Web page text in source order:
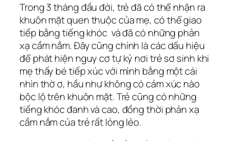
Trong 3 tháng đầu đời, trẻ đã có thể nhận ra
khuôn mặt quen thuộc của mẹ, có thể giao
tiếp bằng tiếng khóc và đã có những phản
xạ cầm nắm. Đây cũng chính là các dấu hiệu
để phát hiện nguy cơ tự kỷ nơi trẻ sơ sinh khi
mẹ thấy bé tiếp xúc với mình bằng một cái
nhìn thờ ơ, hầu như không có cảm xúc nào
bộc lộ trên khuôn mặt. Trẻ cũng có những
tiếng khóc đanh và cao, đồng thời phản xạ
cầm nắm của trẻ rất lỏng lẻo.